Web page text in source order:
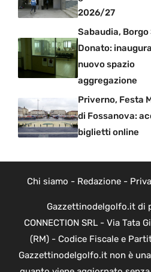
2026/27
Sabaudia, Borgo
Donato:
nuovo spazio
aggregazione
Priverno, Festa
di Fossanova:
biglietti online
Chi siamo - Redazione-
Gazzettinodelgolfo.it di
CONNECTION SRL - Via Tata
(RM) - Codice Fiscale e
Gazzettinodelgolfo.it non è